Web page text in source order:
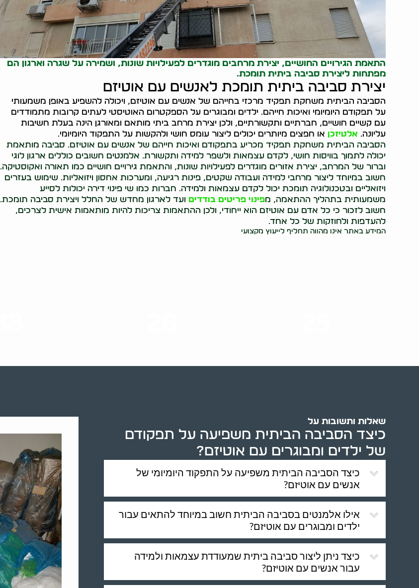
התאמת הגירויים החושיים, יצירת מרחבים מוגדרים לפעילויות שונות, ושמירה על שגרה וארגון הם
מפתחות ליצירת סביבה ביתית תומכת.
יצירת סביבה ביתית תומכת לאנשים עם אוטיזם
הסביבה הביתית משחקת תפקיד מרכזי בחייהם של אנשים עם אוטיזם, ויכולה להשפיע באופן משמעותי
על תפקודם היומיומי ואיכות חייהם. ילדים ומבוגרים על הספקטרום האוטיסטי לעתים קרובות מתמודדים
עם קשיים חושיים, חברתיים ותקשורתיים, ולכן יצירת מרחב ביתי מותאם ומאורגן הינה בעלת חשיבות
עליונה. אלטיזכן או חפצים מיותרים יכולים ליצור עומס חושי ולהקשות על התפקוד היומיומי.
הסביבה הביתית משחקת תפקיד מכריע בתפקודם ואיכות חייהם של אנשים עם אוטיזם. סביבה מותאמת
יכולה לתמוך בוויסות חושי, לקדם עצמאות ולשפר למידה ותקשורת. אלמנטים חשובים כוללים ארגון לוגי
וברור של המרחב, יצירת אזורים מוגדרים לפעילויות שונות, והתאמת גירויים חושיים כמו תאורה ואקוסטיקה.
חשוב במיוחד ליצור מרחבי למידה ועבודה שקטים, פינות רגיעה, ומערכות אחסון ויזואליות. שימוש בעזרים
ויזואליים ובטכנולוגיה תומכת יכול לקדם עצמאות ולמידה. חברות כמו שי פינוי דירה יכולות לסייע
משמעותית בתהליך ההתאמה, מפינוי פריטים בודדים ועד לארגון מחדש של החלל ויצירת סביבה תומכת.
חשוב לזכור כי כל אדם עם אוטיזם הוא ייחודי, ולכן ההתאמות צריכות להיות מותאמות אישית לצרכים,
להעדפות ולחוזקות של כל אחד.
המידע באתר אינו מהווה תחליף לייעוץ מקצועי
שאלות ותשובות על
כיצד הסביבה הביתית משפיעה על תפקודם
של ילדים ומבוגרים עם אוטיזם?
כיצד הסביבה הביתית משפיעה על התפקוד היומיומי של
אנשים עם אוטיזם?
אילו אלמנטים בסביבה הביתית חשוב במיוחד להתאים עבור
ילדים ומבוגרים עם אוטיזם?
כיצד ניתן ליצור סביבה ביתית שמעודדת עצמאות ולמידה
עבור אנשים עם אוטיזם?